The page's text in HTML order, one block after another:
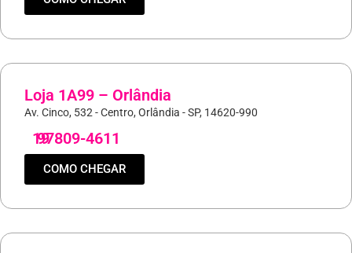
Loja 1A99 – Orlândia
Av. Cinco, 532 - Centro, Orlândia - SP, 14620-990
19
97809-4611
COMO CHEGAR